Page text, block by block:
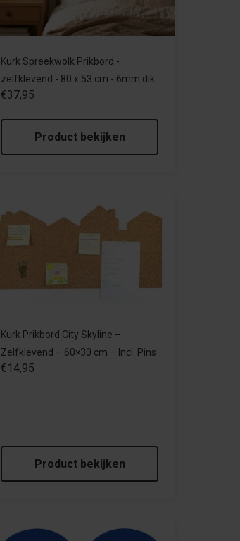
Kurk Spreekwolk Prikbord -
zelfklevend - 80 x 53 cm - 6mm dik
€37,95
Product bekijken
Kurk Prikbord City Skyline –
Zelfklevend – 60×30 cm – Incl. Pins
€14,95
Product bekijken